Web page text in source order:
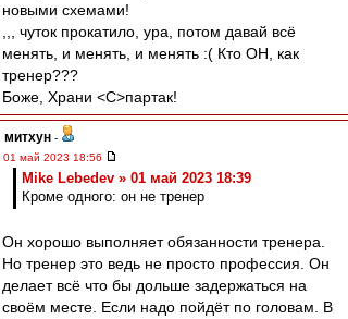
новыми схемами!
,,, чуток прокатило, ура, потом давай всё
менять, и менять, и менять :( Кто ОН, как
тренер???
Боже, Храни <C>партак!
митхун -
01 май 2023 18:56
Mike Lebedev » 01 май 2023 18:39
Кроме одного: он не тренер
Он хорошо выполняет обязанности тренера.
Но тренер это ведь не просто профессия. Он
делает всё что бы дольше задержаться на
своём месте. Если надо пойдёт по головам. В